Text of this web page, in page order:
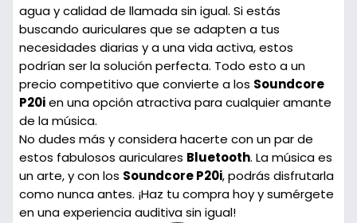
agua y calidad de llamada sin igual. Si estás
buscando auriculares que se adapten a tus
necesidades diarias y a una vida activa, estos
podrían ser la solución perfecta. Todo esto a un
precio competitivo que convierte a los Soundcore
P20ien una opción atractiva para cualquier amante
de la música.
No dudes más y considera hacerte con un par de
estos fabulosos auriculares Bluetooth. La música es
un arte, y con los Soundcore P20i, podrás disfrutarla
como nunca antes. ¡Haz tu compra hoy y sumérgete
en una experiencia auditiva sin igual!